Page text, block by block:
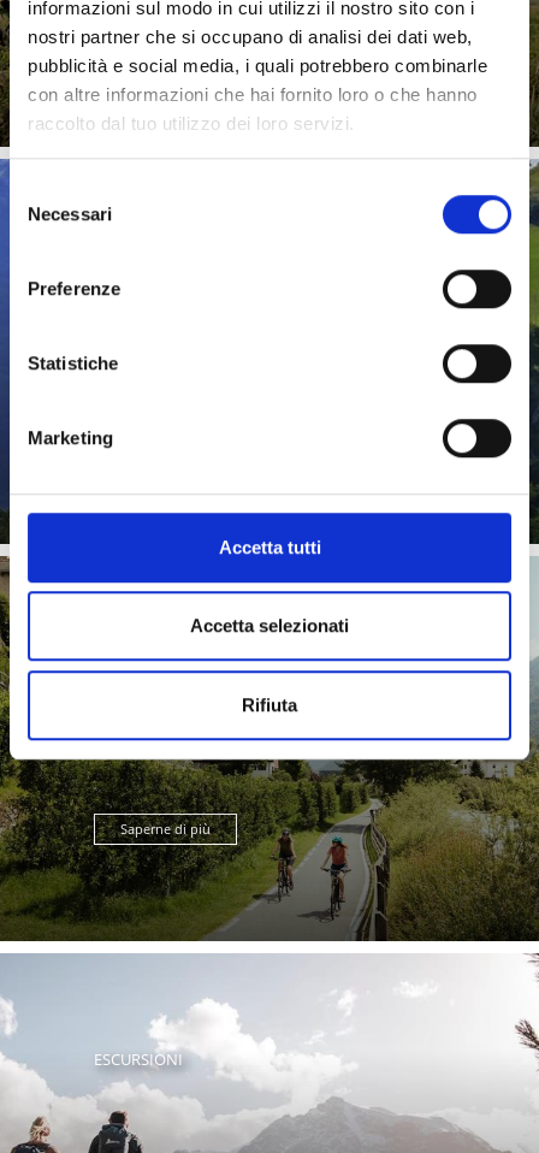
informazioni sul modo in cui utilizzi il nostro sito con i
nostri partner che si occupano di analisi dei dati web,
pubblicità e social media, i quali potrebbero combinarle
con altre informazioni che hai fornito loro o che hanno
raccolto dal tuo utilizzo dei loro servizi.
delNecessari
Preferenze
Statistiche
Marketing
Accetta tutti
Accetta selezionati
Rifiuta
Saperne di più
VIA CLAUDIA AUGUSTA
Saperne di più
ESCURSIONI